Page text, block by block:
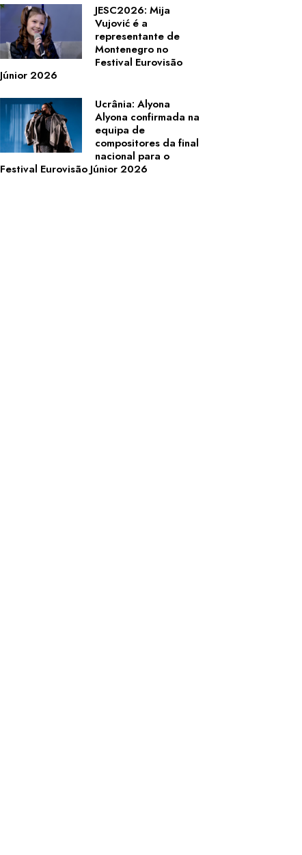
JESC2026: Mija
Vujović é a
representante de
Montenegro no
Festival Eurovisão
Júnior 2026
Ucrânia: Alyona
Alyona confirmada na
equipa de
compositores da final
nacional para o
Festival Eurovisão Júnior 2026